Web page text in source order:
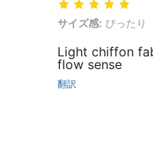
サイズ感: ぴったり,
サイズ感: ぴったり
Light chiffon
flow sense
翻訳